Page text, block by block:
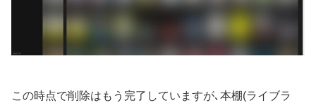
この時点で削除はもう完了していますが､本棚(ライブラ